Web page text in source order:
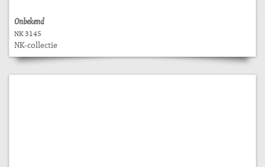
Onbekend
NK 3145
NK-collectie